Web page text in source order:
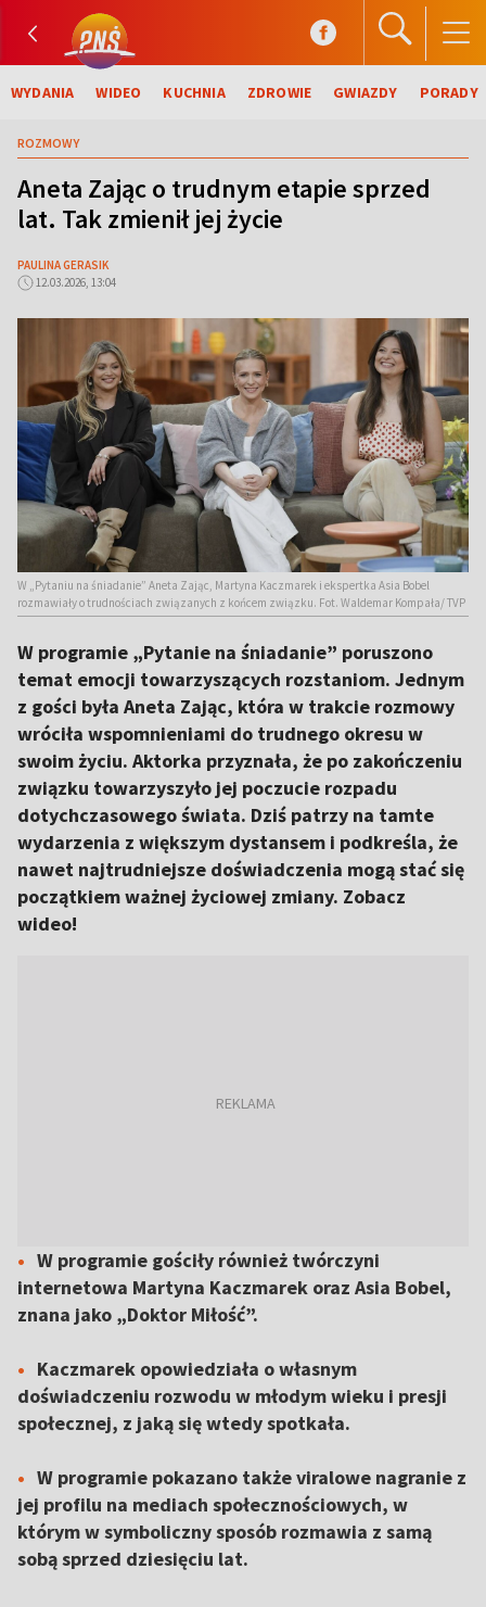
WYDANIA WIDEO KUCHNIA ZDROWIE GWIAZDY PORADY
ROZMOWY
Aneta Zając o trudnym etapie sprzed
lat. Tak zmienił jej życie
PAULINA GERASIK
12.03.2026, 13:04
W „Pytaniu na śniadanie” Aneta Zając, Martyna Kaczmarek i ekspertka Asia Bobel
rozmawiały o trudnościach związanych z końcem związku. Fot. Waldemar Kompała/ TVP
W programie „Pytanie na śniadanie” poruszono
temat emocji towarzyszących rozstaniom. Jednym
z gości była Aneta Zając, która w trakcie rozmowy
wróciła wspomnieniami do trudnego okresu w
swoim życiu. Aktorka przyznała, że po zakończeniu
związku towarzyszyło jej poczucie rozpadu
dotychczasowego świata. Dziś patrzy na tamte
wydarzenia z większym dystansem i podkreśla, że
nawet najtrudniejsze doświadczenia mogą stać się
początkiem ważnej życiowej zmiany. Zobacz
wideo!
W programie gościły również twórczyni
internetowa Martyna Kaczmarek oraz Asia Bobel,
znana jako „Doktor Miłość”.
Kaczmarek opowiedziała o własnym
doświadczeniu rozwodu w młodym wieku i presji
społecznej, z jaką się wtedy spotkała.
W programie pokazano także viralowe nagranie z
jej profilu na mediach społecznościowych, w
którym w symboliczny sposób rozmawia z samą
sobą sprzed dziesięciu lat.